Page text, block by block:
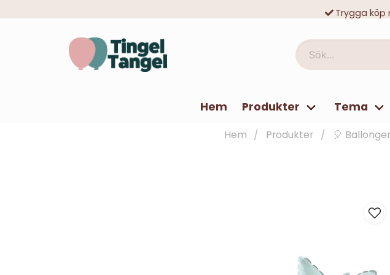
Trygga köp
Sök...
Hem Produkter Tema
Hem Produkter 🎈 Ballonger